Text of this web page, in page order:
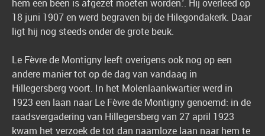
hem een been is afgezet moeten worden.'. Hij overleed op
18 juni 1907 en werd begraven bij de Hilegondakerk. Daar
ligt hij nog steeds onder de grote beuk.
Le Fèvre de Montigny leeft overigens ook nog op een
andere manier tot op de dag van vandaag in
Hillegersberg voort. In het Molenlaankwartier werd in
1923 een laan naar Le Fèvre de Montigny genoemd: in de
raadsvergadering van Hillegersberg van 27 april 1923
kwam het verzoek de tot dan naamloze laan naar hem te